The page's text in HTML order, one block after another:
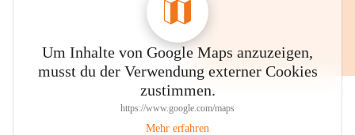
Um Inhalte von Google Maps anzuzeigen,
musst du der Verwendung externer Cookies
zustimmen.
https://www.google.com/maps
Mehr erfahren